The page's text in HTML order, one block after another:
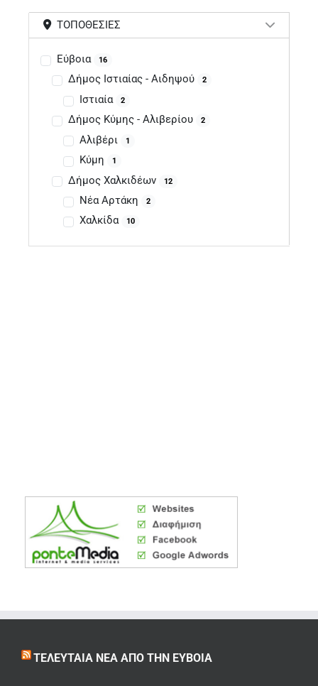
ΤΟΠΟΘΕΣΊΕΣ
Εύβοια 16
Δήμος Ιστιαίας - Αιδηψού 2
Ιστιαία 2
Δήμος Κύμης - Αλιβερίου 2
Αλιβέρι 1
Κύμη 1
Δήμος Χαλκιδέων 12
Νέα Αρτάκη 2
Χαλκίδα 10
ΤΕΛΕΥΤΑΊΑ ΝΈΑ ΑΠΌ ΤΗΝ ΕΎΒΟΙΑ